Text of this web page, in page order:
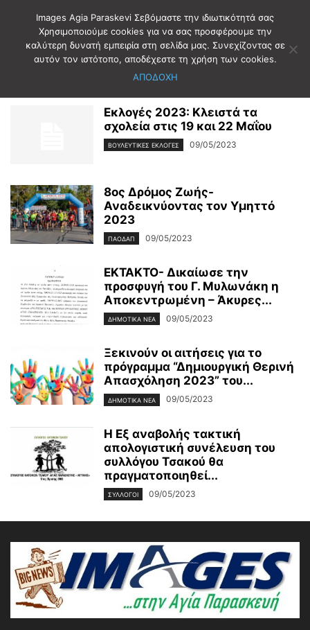
Αρχική 2023 Μάιος 9
Ημερήσιο Αρχείο: 09/05/2023
Εκλογές 2023: Κλειστά τα
σχολεία στις 19 και 22 Μαΐου
ΒΟΥΛΕΥΤΙΚΕΣ ΕΚΛΟΓΕΣ 09/05/2023
8ος Δρόμος Ζωής-
Αναδεικνύοντας τον Υμηττό
2023
ΠΑΟΔΑΠ 09/05/2023
ΕΚΤΑΚΤΟ- Δικαίωσε την
προσφυγή του Γ. Μυλωνάκη η
Αποκεντρωμένη – Άκυρες...
ΔΗΜΟΤΙΚΑ ΝΕΑ 09/05/2023
Ξεκινούν οι αιτήσεις για το
πρόγραμμα “Δημιουργική Θερινή
Απασχόληση 2023” του...
ΔΗΜΟΤΙΚΑ ΝΕΑ 09/05/2023
Η Εξ αναβολής τακτική
απολογιστική συνέλευση του
συλλόγου Τσακού θα
πραγματοποιηθεί...
ΣΥΛΛΟΓΟΙ 09/05/2023
Images Agia Paraskevi Σεβόμαστε την ιδιωτικότητά σας
Χρησιμοποιούμε cookies για να σας προσφέρουμε την
καλύτερη δυνατή εμπειρία στη σελίδα μας. Συνεχίζοντας σε
αυτόν τον ιστότοπο, αποδέχεστε τη χρήση των cookies.
ΑΠΟΔΟΧΗ